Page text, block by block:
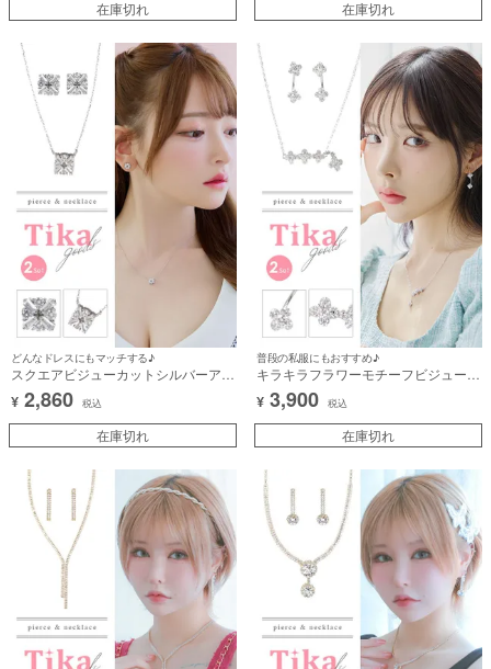
在庫切れ 在庫切れ
どんなドレスにもマッチする♪
スクエアビジューカットシルバーアク
セサリー2点セット [ネックレス＋ピ
アス]
¥ 2,860 税込
在庫切れ
普段の私服にもおすすめ♪
キラキラフラワーモチーフビジューア
クセサリー2点セット [ネックレス＋
ピアス]
¥ 3,900 税込
在庫切れ